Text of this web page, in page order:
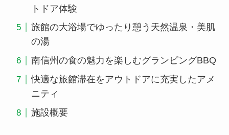
トドア体験
旅館の大浴場でゆったり憩う天然温泉・美肌
の湯
南信州の食の魅力を楽しむグランピングBBQ
快適な旅館滞在をアウトドアに充実したアメ
ニティ
施設概要